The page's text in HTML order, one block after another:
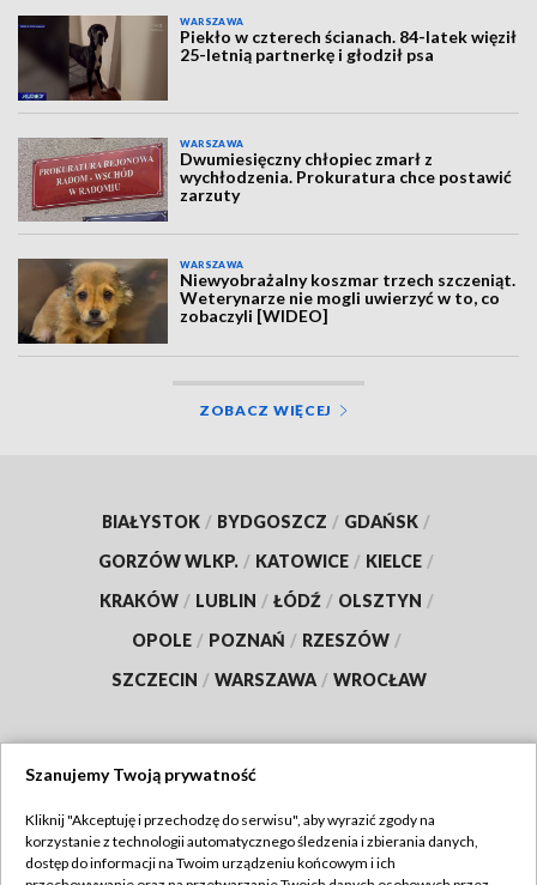
WARSZAWA
Piekło w czterech ścianach. 84-latek więził
25-letnią partnerkę i głodził psa
WARSZAWA
Dwumiesięczny chłopiec zmarł z
wychłodzenia. Prokuratura chce postawić
zarzuty
WARSZAWA
Niewyobrażalny koszmar trzech szczeniąt.
Weterynarze nie mogli uwierzyć w to, co
zobaczyli [WIDEO]
ZOBACZ WIĘCEJ
BIAŁYSTOK / BYDGOSZCZ / GDAŃSK /
GORZÓW WLKP. / KATOWICE / KIELCE /
KRAKÓW / LUBLIN / ŁÓDŹ / OLSZTYN /
OPOLE / POZNAŃ / RZESZÓW /
SZCZECIN / WARSZAWA / WROCŁAW
TVP
Szanujemy Twoją prywatność
Kliknij "Akceptuję i przechodzę do serwisu", aby wyrazić zgody na
korzystanie z technologii automatycznego śledzenia i zbierania danych,
dostęp do informacji na Twoim urządzeniu końcowym i ich